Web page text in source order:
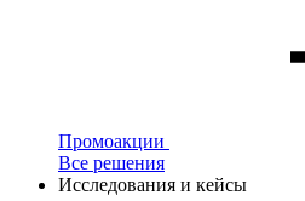
Промоакции
Все решения
Исследования и кейсы